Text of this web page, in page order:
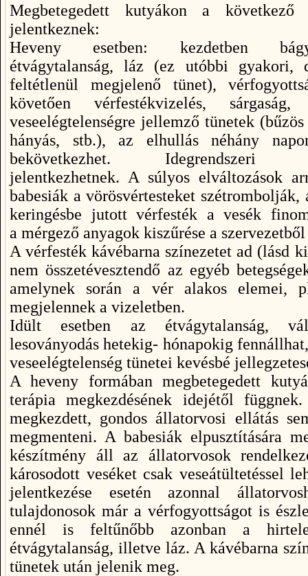
Megbetegedett kutyákon a következő
jelentkeznek:
Heveny esetben: kezdetben
étvágytalanság, láz (ez utóbbi gyakori,
feltétlenül megjelenő tünet),
követően vérfestékvizelés,
veseelégtelenségre jellemző tünetek
hányás, stb.), az elhullás néhány
bekövetkezhet. Idegrendszeri
jelentkezhetnek. A súlyos elváltozások
babesiák a vörösvértesteket szétrombolják,
keringésbe jutott vérfesték a vesék
a mérgező anyagok kiszűrése a
A vérfesték kávébarna színezetet ad (lásd
nem összetévesztendő az egyéb
amelynek során a vér alakos elemei,
megjelennek a vizeletben.
Idült esetben az étvágytalanság,
lesoványodás hetekig- hónapokig
veseelégtelenség tünetei kevésbé
A heveny formában megbetegedett
terápia megkezdésének idejétől
megkezdett, gondos állatorvosi ellátás
megmenteni. A babesiák elpusztítására
készítmény áll az állatorvosok
károsodott veséket csak veseátültetéssel
jelentkezése esetén azonnal
tulajdonosok már a vérfogyottságot is
ennél is feltűnőbb azonban a
étvágytalanság, illetve láz. A kávébarna
tünetek után jelenik meg.